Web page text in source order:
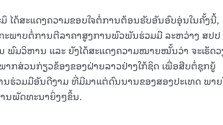
ໄດ້ສະແດງຄວາມຂອບໃຈຕໍ່ການຕ້ອນຮັບອັນອົບອຸ່ນໃນຄັ້ງນີ້,
ະພາບຕໍ່ການຕີລາຄາສູງການພົວພັນຮ່ວມມື ລະຫວ່າງ ສປປ
ພົມວິຫານ ແລະ ຍັງໄດ້ສະແດງຄວາມໝາຍໝັ້ນວ່າ ຈະເຮັດ
າກສ່ວນກ່ຽວຂ້ອງຂອງຝ່າຍລາວຢ່າງໃກ້ຊິດ ເພື່ອສືບຕໍ່ຊຸກຍູ້
ຮ່ວມມືອັນດີງາມ ທີ່ມີມາແຕ່ດົນນານຂອງສອງປະເທດ ພາຍ
ນພັດທະນາຍິ່ງໆຂຶ້ນ.